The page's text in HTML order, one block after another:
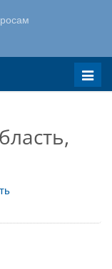
Меню